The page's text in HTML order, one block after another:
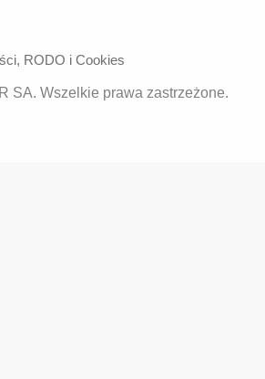
SA. Wszelkie prawa zastrzeżone.
RODO i Cookies